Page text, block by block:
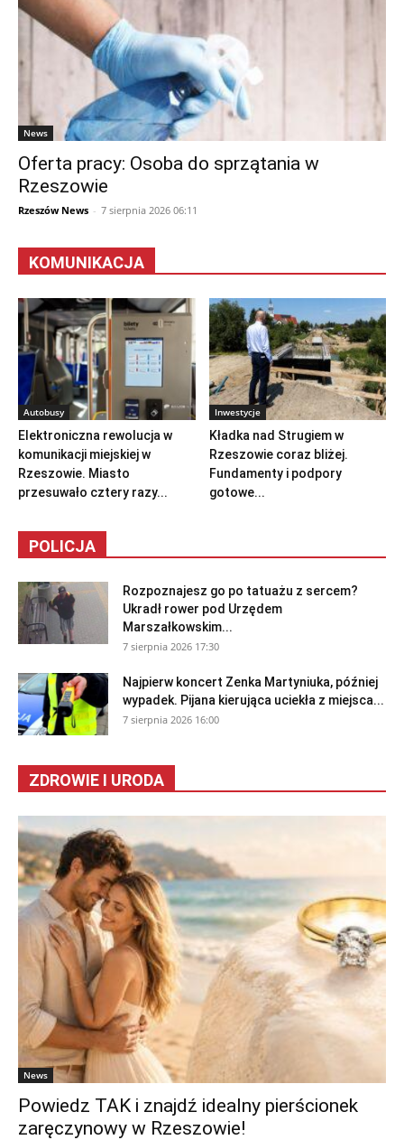
News
Oferta pracy: Osoba do sprzątania w
Rzeszowie
Rzeszów News - 7 sierpnia 2026 06:11
KOMUNIKACJA
Autobusy
Elektroniczna rewolucja w
komunikacji miejskiej w
Rzeszowie. Miasto
przesuwało cztery razy...
Inwestycje
Kładka nad Strugiem w
Rzeszowie coraz bliżej.
Fundamenty i podpory
gotowe...
POLICJA
Rozpoznajesz go po tatuażu z sercem?
Ukradł rower pod Urzędem
Marszałkowskim...
7 sierpnia 2026 17:30
Najpierw koncert Zenka Martyniuka, później
wypadek. Pijana kierująca uciekła z miejsca...
7 sierpnia 2026 16:00
ZDROWIE I URODA
News
Powiedz TAK i znajdź idealny pierścionek
zaręczynowy w Rzeszowie!